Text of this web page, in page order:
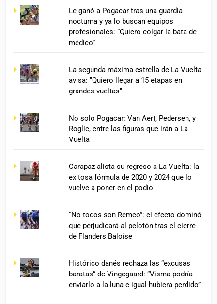
Le ganó a Pogacar tras una guardia
nocturna y ya lo buscan equipos
profesionales: “Quiero colgar la bata de
médico”
La segunda máxima estrella de La Vuelta
avisa: "Quiero llegar a 15 etapas en
grandes vueltas"
No solo Pogacar: Van Aert, Pedersen, y
Roglic, entre las figuras que irán a La
Vuelta
Carapaz alista su regreso a La Vuelta: la
exitosa fórmula de 2020 y 2024 que lo
vuelve a poner en el podio
“No todos son Remco”: el efecto dominó
que perjudicará al pelotón tras el cierre
de Flanders Baloise
Histórico danés rechaza las “excusas
baratas” de Vingegaard: “Visma podría
enviarlo a la luna e igual hubiera perdido”